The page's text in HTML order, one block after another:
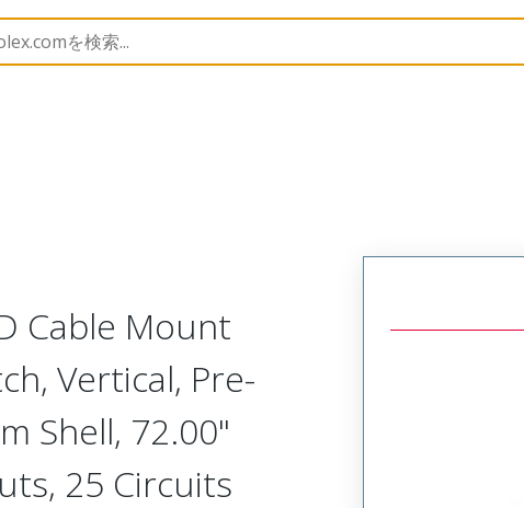
D, Metal, Cable Mount Plug MM-213-025-161-222M
Cable Mount
Vertical, Pre-
Shell, 72.00"
25 Circuits